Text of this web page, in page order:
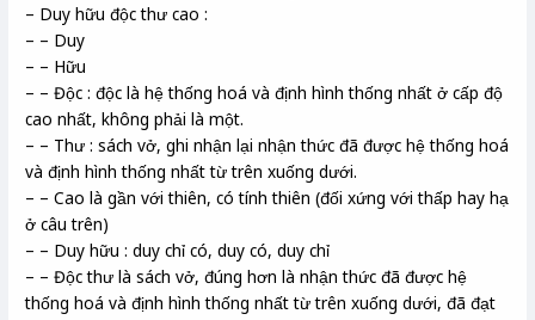
– Duy hữu độc thư cao :
– – Duy
– – Hữu
– – Độc : độc là hệ thống hoá và định hình thống nhất ở cấp độ
cao nhất, không phải là một.
– – Thư : sách vở, ghi nhận lại nhận thức đã được hệ thống hoá
và định hình thống nhất từ trên xuống dưới.
– – Cao là gần với thiên, có tính thiên (đối xứng với thấp hay hạ
ở câu trên)
– – Duy hữu : duy chỉ có, duy có, duy chỉ
– – Độc thư là sách vở, đúng hơn là nhận thức đã được hệ
thống hoá và định hình thống nhất từ trên xuống dưới, đã đạt